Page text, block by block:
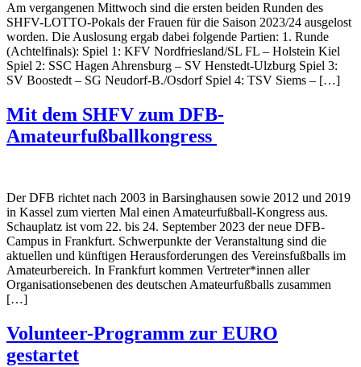
Am vergangenen Mittwoch sind die ersten beiden Runden des
SHFV-LOTTO-Pokals der Frauen für die Saison 2023/24 ausgelost
worden. Die Auslosung ergab dabei folgende Partien: 1. Runde
(Achtelfinals): Spiel 1: KFV Nordfriesland/SL FL – Holstein Kiel
Spiel 2: SSC Hagen Ahrensburg – SV Henstedt-Ulzburg Spiel 3:
SV Boostedt – SG Neudorf-B./Osdorf Spiel 4: TSV Siems – […]
Mit dem SHFV zum DFB-
Amateurfußballkongress
Der DFB richtet nach 2003 in Barsinghausen sowie 2012 und 2019
in Kassel zum vierten Mal einen Amateurfußball-Kongress aus.
Schauplatz ist vom 22. bis 24. September 2023 der neue DFB-
Campus in Frankfurt. Schwerpunkte der Veranstaltung sind die
aktuellen und künftigen Herausforderungen des Vereinsfußballs im
Amateurbereich. In Frankfurt kommen Vertreter*innen aller
Organisationsebenen des deutschen Amateurfußballs zusammen
[…]
Volunteer-Programm zur EURO
gestartet